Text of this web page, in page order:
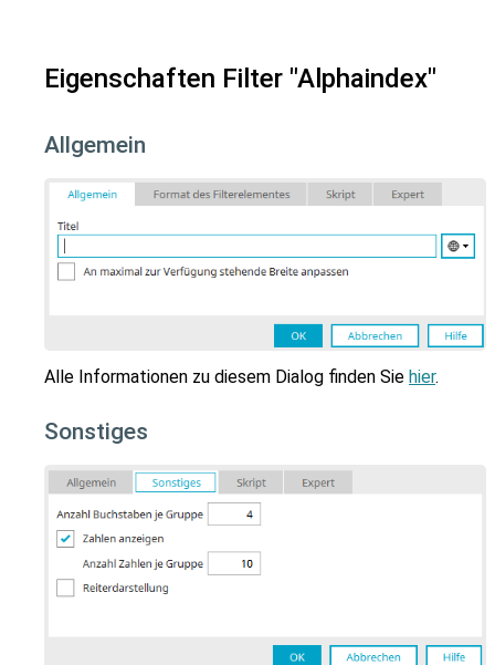
Eigenschaften Filter "Alphaindex"
Allgemein
Alle Informationen zu diesem Dialog finden Sie hier.
Sonstiges